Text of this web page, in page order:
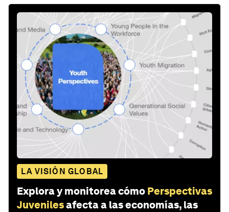
LA VISIÓN GLOBAL
Explora y monitorea cómo Perspectivas
Juvenilesafecta a las economías, las